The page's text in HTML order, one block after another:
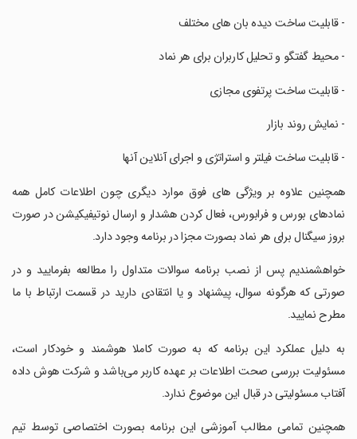
‏- قابلیت ساخت دیده بان های مختلف
‏- محیط گفتگو و تحلیل کاربران برای هر نماد
‏- قابلیت ساخت پرتفوی مجازی
‏- نمایش روند بازار
‏- قابلیت ساخت فیلتر و استراتژی و اجرای آنلاین آنها
‏همچنین علاوه بر ویژگی های فوق موارد دیگری چون اطلاعات کامل همه
نمادهای بورس و فرابورس، فعال کردن هشدار و ارسال نوتیفیکیشن در صورت
بروز سیگنال برای هر نماد بصورت مجزا در برنامه وجود دارد.
‏خواهشمندیم پس از نصب برنامه سوالات متداول را مطالعه بفرمایید و در
صورتی که هرگونه سوال، پیشنهاد و یا انتقادی دارید در قسمت ارتباط با ما
مطرح نمایید.
‏به دلیل عملکرد این برنامه که به صورت کاملا هوشمند و خودکار است،
مسئولیت بررسی صحت اطلاعات بر عهده کاربر می‌باشد و شرکت هوش داده
آفتاب مسئولیتی در قبال این موضوع ندارد.
‏همچنین تمامی مطالب آموزشی این برنامه بصورت اختصاصی توسط تیم